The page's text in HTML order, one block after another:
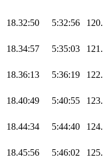
18.32:50 5:32:56 120.
18.34:57 5:35:03 121.
18.36:13 5:36:19 122.
18.40:49 5:40:55 123.
18.44:34 5:44:40 124.
18.45:56 5:46:02 125.